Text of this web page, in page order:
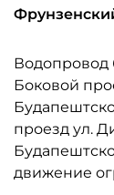
Водопровод
Боковой
проезд ул.
движение